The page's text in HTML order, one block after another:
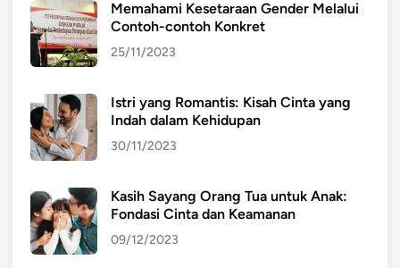
Memahami Kesetaraan Gender Melalui
Contoh-contoh Konkret
25/11/2023
Istri yang Romantis: Kisah Cinta yang
Indah dalam Kehidupan
30/11/2023
Kasih Sayang Orang Tua untuk Anak:
Fondasi Cinta dan Keamanan
09/12/2023